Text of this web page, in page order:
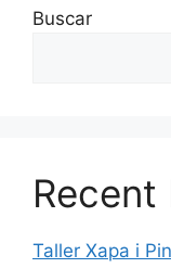
Buscar
Recent
Taller Xapa i